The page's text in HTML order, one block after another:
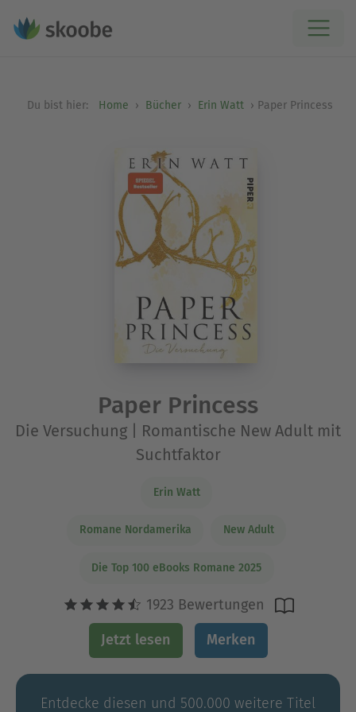
Du bist hier: Home Bücher Erin Watt Paper Princess
Paper Princess
Die Versuchung | Romantische New Adult mit
Suchtfaktor
Erin Watt
Romane Nordamerika New Adult
Die Top 100 eBooks Romane 2025
1923 Bewertungen
Jetzt lesen Merken
Entdecke diesen und 500.000 weitere Titel